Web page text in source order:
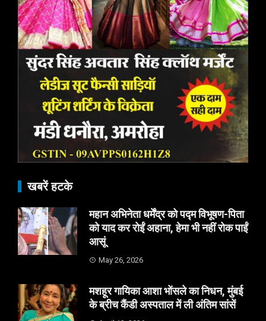
खबरें हटके
महान अभिनेता धर्मेंद्र को पद्म विभूषण-पिता
को याद कर रोईं अहाना, हेमा भी नहीं रोक पाईं
आसूं
May 26, 2026
मशहूर गायिका आशा भोंसले का निधन, मुंबई
के ब्रीच कैंडी अस्पताल में ली अंतिम सांसें